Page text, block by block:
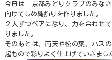
今日は 京都みどりクラブのみな
向けてしめ縄飾りを作りました。
２人ずつペアになり、力を合わせ
りました。
そのあとは、南天や松の葉、ハス
起もので彩りよく仕上げていきまし